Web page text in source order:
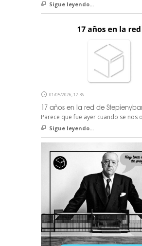
Sigue leyendo...
01/05/2026, 12:36
17 años en la red de
Parece que fue ayer cuando se nos
Sigue leyendo...